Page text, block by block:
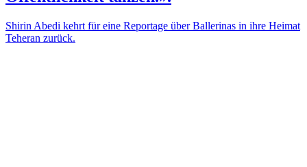
Shirin Abedi kehrt für eine Reportage über Ballerinas in ihre Heimat
Teheran zurück.